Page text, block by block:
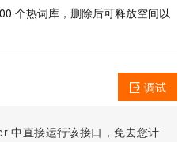
个热词库，删除后可释放空间以
中直接运行该接口，免去您计
调试